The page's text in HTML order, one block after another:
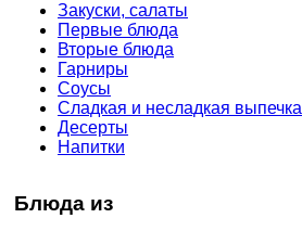
Закуски, салаты
Первые блюда
Вторые блюда
Гарниры
Соусы
Сладкая и несладкая выпечка
Десерты
Напитки
Блюда из